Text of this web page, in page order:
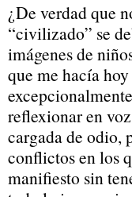
¿De verdad que
“civilizado” se
imágenes de
que me hacía
reflexionar en
cargada de odio,
conflictos en los
manifiesto sin